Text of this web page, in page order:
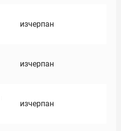
изчерпан
изчерпан
изчерпан